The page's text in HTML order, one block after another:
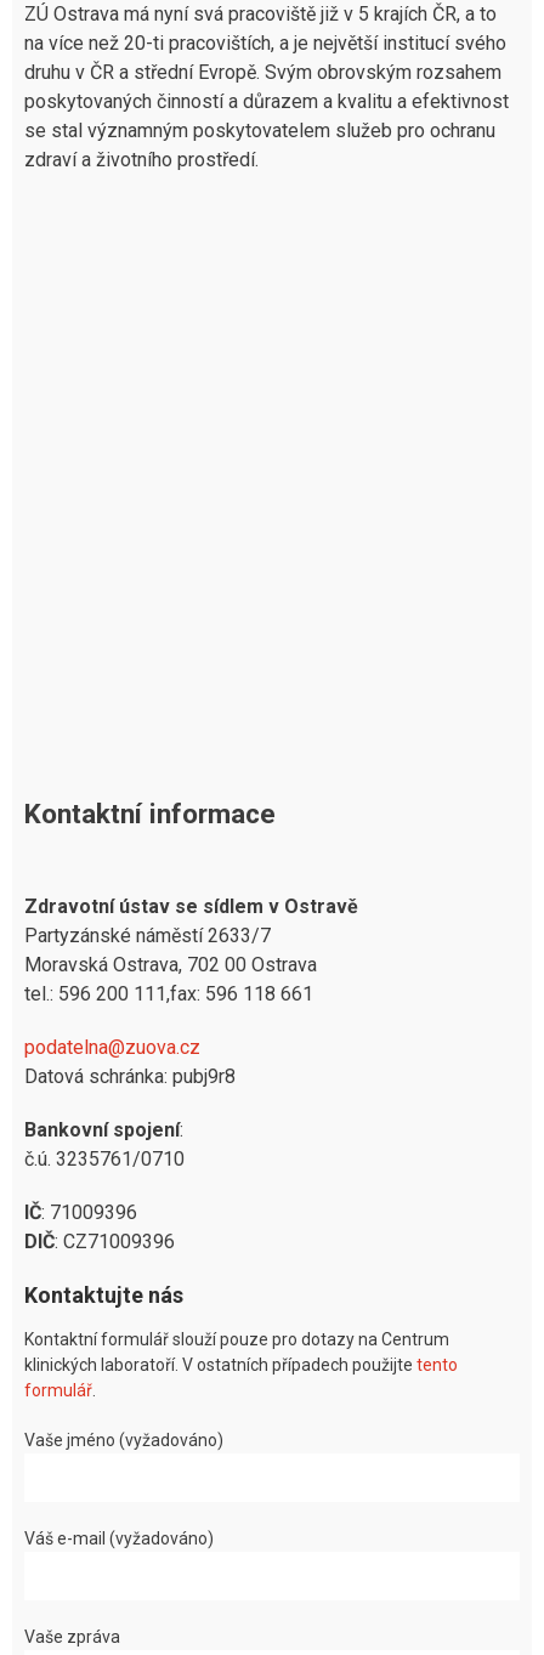
ZÚ Ostrava má nyní svá pracoviště již v 5 krajích ČR, a to
na více než 20-ti pracovištích, a je největší institucí svého
druhu v ČR a střední Evropě. Svým obrovským rozsahem
poskytovaných činností a důrazem a kvalitu a efektivnost
se stal významným poskytovatelem služeb pro ochranu
zdraví a životního prostředí.
Kontaktní informace
Zdravotní ústav se sídlem v Ostravě
Partyzánské náměstí 2633/7
Moravská Ostrava, 702 00 Ostrava
tel.: 596 200 111,fax: 596 118 661
podatelna@zuova.cz
Datová schránka: pubj9r8
Bankovní spojení:
č.ú. 3235761/0710
IČ: 71009396
DIČ: CZ71009396
Kontaktujte nás
Kontaktní formulář slouží pouze pro dotazy na Centrum
klinických laboratoří. V ostatních případech použijte tento
formulář
Vaše jméno (vyžadováno)
Váš e-mail (vyžadováno)
Vaše zpráva